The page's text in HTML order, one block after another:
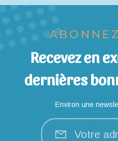
Recevez en
dernières
Environ une
Votre